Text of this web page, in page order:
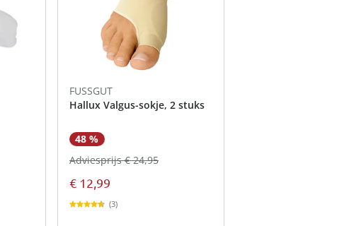
FUSSGUT
Hallux Valgus-sokje, 2 stuks
48 %
€ 12,99
Adviesprijs € 24,95
(3)